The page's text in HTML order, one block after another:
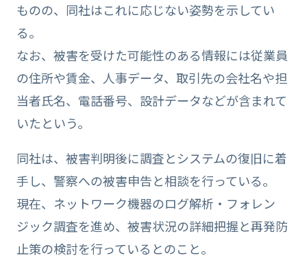
ものの、同社はこれに応じない姿勢を示してい
る。
なお、被害を受けた可能性のある情報には従業員
の住所や賃金、人事データ、取引先の会社名や担
当者氏名、電話番号、設計データなどが含まれて
いたという。
同社は、被害判明後に調査とシステムの復旧に着
手し、警察への被害申告と相談を行っている。
現在、ネットワーク機器のログ解析・フォレン
ジック調査を進め、被害状況の詳細把握と再発防
止策の検討を行っているとのこと。